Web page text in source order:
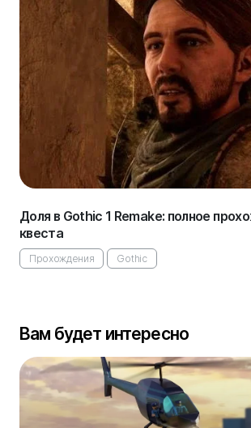
Доля в Gothic 1 Remake: полное
квеста
Прохождения Gothic
Вам будет интересно